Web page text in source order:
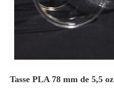
Tasse PLA 78 mm de 5,5 oz